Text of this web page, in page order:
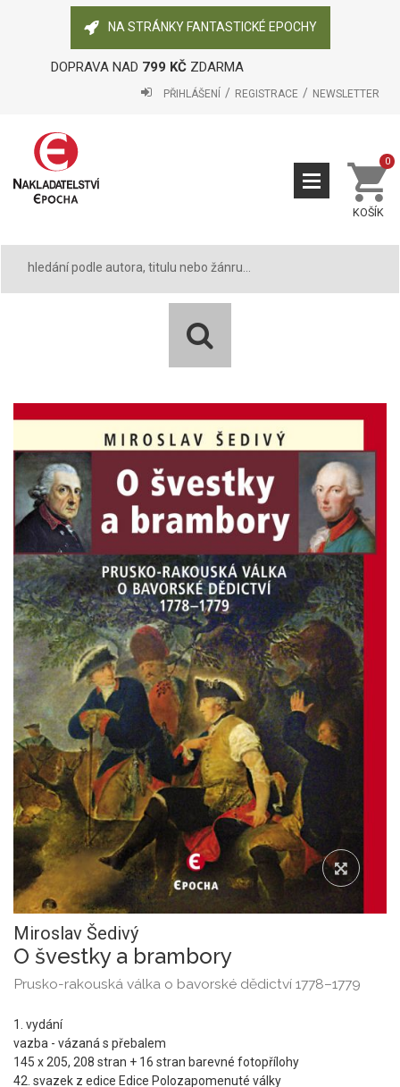
NA STRÁNKY FANTASTICKÉ EPOCHY
DOPRAVA NAD 799 KČZDARMA
PŘIHLÁŠENÍ REGISTRACE NEWSLETTER
KOŠÍK
0
Miroslav Šedivý
O švestky a brambory
Prusko-rakouská válka o bavorské dědictví 1778–1779
1. vydání
vazba - vázaná s přebalem
145 x 205, 208 stran + 16 stran barevné fotopřílohy
42. svazek z edice Edice Polozapomenuté války